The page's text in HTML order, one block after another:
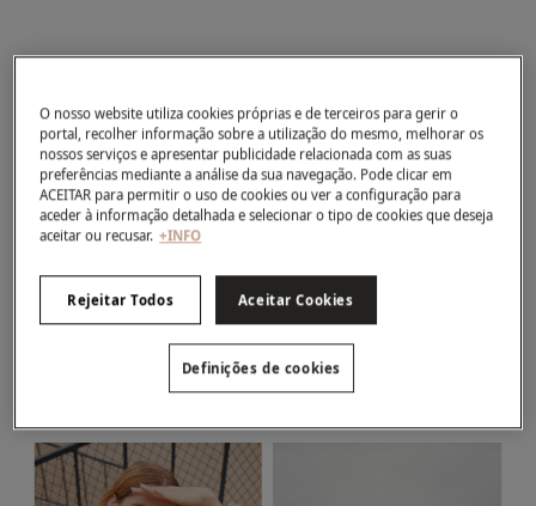
O nosso website utiliza cookies próprias e de terceiros para gerir o
portal, recolher informação sobre a utilização do mesmo, melhorar os
nossos serviços e apresentar publicidade relacionada com as suas
preferências mediante a análise da sua navegação. Pode clicar em
ACEITAR para permitir o uso de cookies ou ver a configuração para
aceder à informação detalhada e selecionar o tipo de cookies que deseja
aceitar ou recusar. +INFO
Rejeitar Todos Aceitar Cookies
Definições de cookies